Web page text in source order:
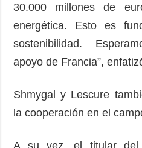
30.000 millones de
energética. Esto es
sostenibilidad.
apoyo de Francia”,
Shmygal y Lescure
la cooperación en el
A su vez, el titular del